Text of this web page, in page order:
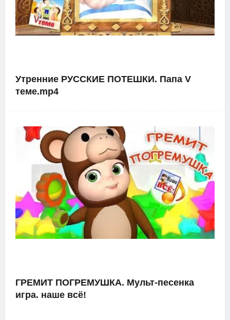
Утренние РУССКИЕ ПОТЕШКИ. Папа V
теме.mp4
ГРЕМИТ ПОГРЕМУШКА. Мульт-песенка
игра. наше всё!